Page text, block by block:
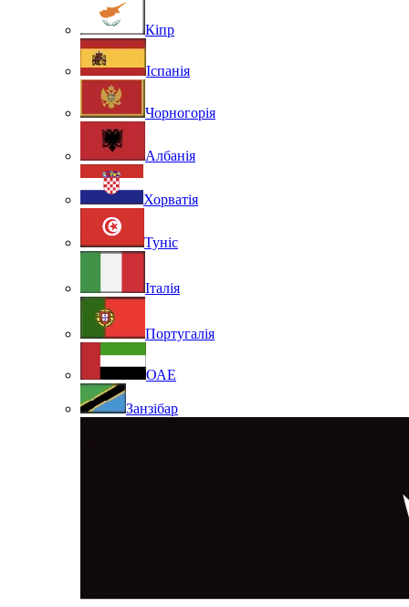
Кіпр
Іспанія
Чорногорія
Албанія
Хорватія
Туніс
Італія
Португалія
ОАЕ
Занзібар